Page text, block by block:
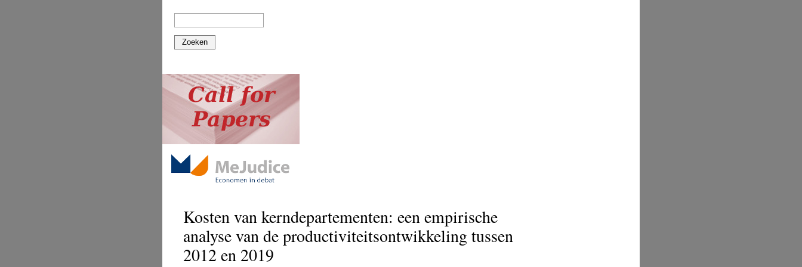
Zoeken
Kosten van kerndepartementen: een empirische
analyse van de productiviteitsontwikkeling tussen
2012 en 2019